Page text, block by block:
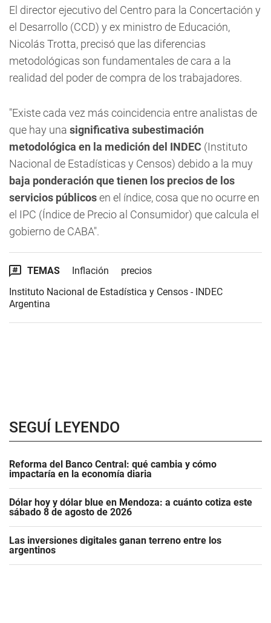
El director ejecutivo del Centro para la Concertación y
el Desarrollo (CCD) y ex ministro de Educación,
Nicolás Trotta, precisó que las diferencias
metodológicas son fundamentales de cara a la
realidad del poder de compra de los trabajadores.
"Existe cada vez más coincidencia entre analistas de
que hay una significativa subestimación
metodológica en la medición del INDEC (Instituto
Nacional de Estadísticas y Censos) debido a la muy
baja ponderación que tienen los precios de los
servicios públicosen el índice, cosa que no ocurre en
el IPC (Índice de Precio al Consumidor) que calcula el
gobierno de CABA".
TEMAS Inflación
precios
Instituto Nacional de Estadística y Censos - INDEC
Argentina
SEGUÍ LEYENDO
Reforma del Banco Central: qué cambia y cómo
impactaría en la economía diaria
Dólar hoy y dólar blue en Mendoza: a cuánto cotiza este
sábado 8 de agosto de 2026
Las inversiones digitales ganan terreno entre los
argentinos